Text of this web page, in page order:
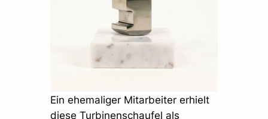
Ein ehemaliger Mitarbeiter erhielt
diese Turbinenschaufel als